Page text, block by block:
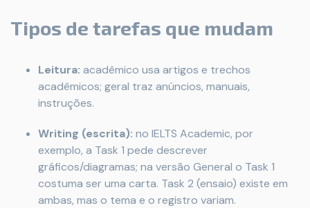
Tipos de tarefas que mudam
Leitura: acadêmico usa artigos e trechos
acadêmicos; geral traz anúncios, manuais,
instruções.
Writing (escrita): no IELTS Academic, por
exemplo, a Task 1 pede descrever
gráficos/diagramas; na versão General o Task 1
costuma ser uma carta. Task 2 (ensaio) existe em
ambas, mas o tema e o registro variam.